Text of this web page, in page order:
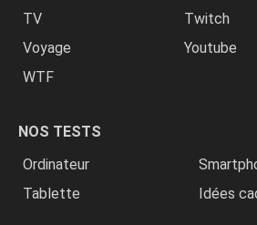
TV
Twitch
Voyage
Youtube
WTF
NOS TESTS
Ordinateur
Tablette
Idées